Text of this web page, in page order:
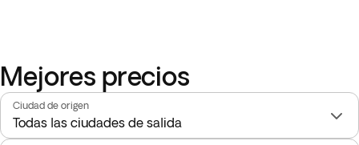
Mejores precios
Ciudad de origen